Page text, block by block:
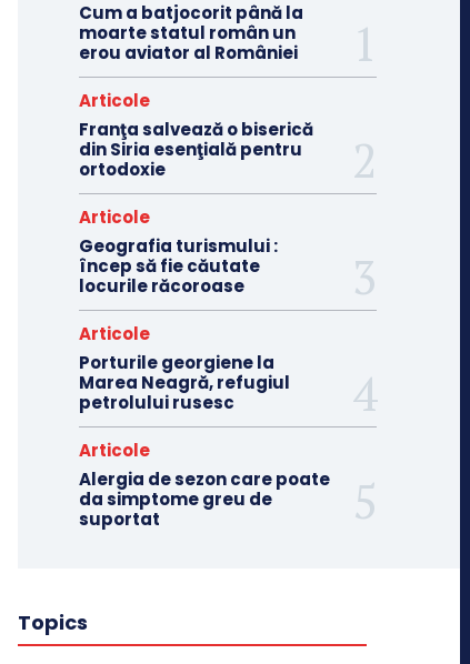
Cum a batjocorit până la
moarte statul român un
erou aviator al României
Articole
Franţa salvează o biserică
din Siria esenţială pentru
ortodoxie
Articole
Geografia turismului :
încep să fie căutate
locurile răcoroase
Articole
Porturile georgiene la
Marea Neagră, refugiul
petrolului rusesc
Articole
Alergia de sezon care poate
da simptome greu de
suportat
Topics